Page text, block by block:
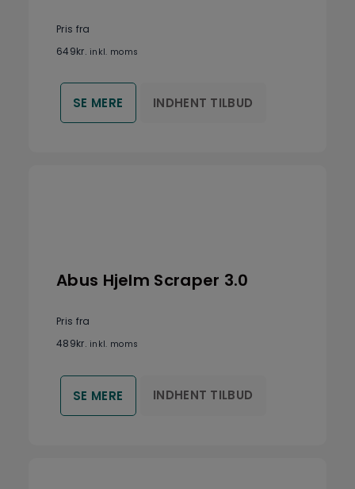
Pris fra
649kr. inkl. moms
SE MERE INDHENT TILBUD
Abus Hjelm Scraper 3.0
Pris fra
489kr. inkl. moms
SE MERE INDHENT TILBUD